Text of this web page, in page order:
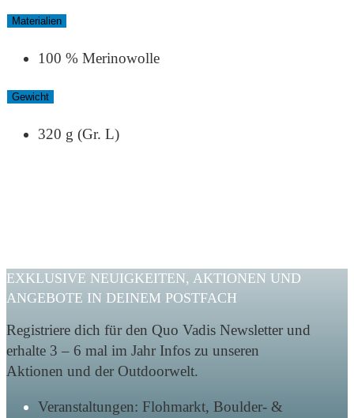
Materialien
100 % Merinowolle
Gewicht
320 g (Gr. L)
EXKLUSIVE NEUIGKEITEN, AKTIONEN UND
ANGEBOTE IN DEINEM POSTFACH
Registriere dich für den Quo Vadis Newsletter und
erhalte 3 – 6 mal im Jahr Infos zu unseren
Aktionen und der Outdoorwelt.
Veranstaltungen: Flohmarkt, Boulder- &